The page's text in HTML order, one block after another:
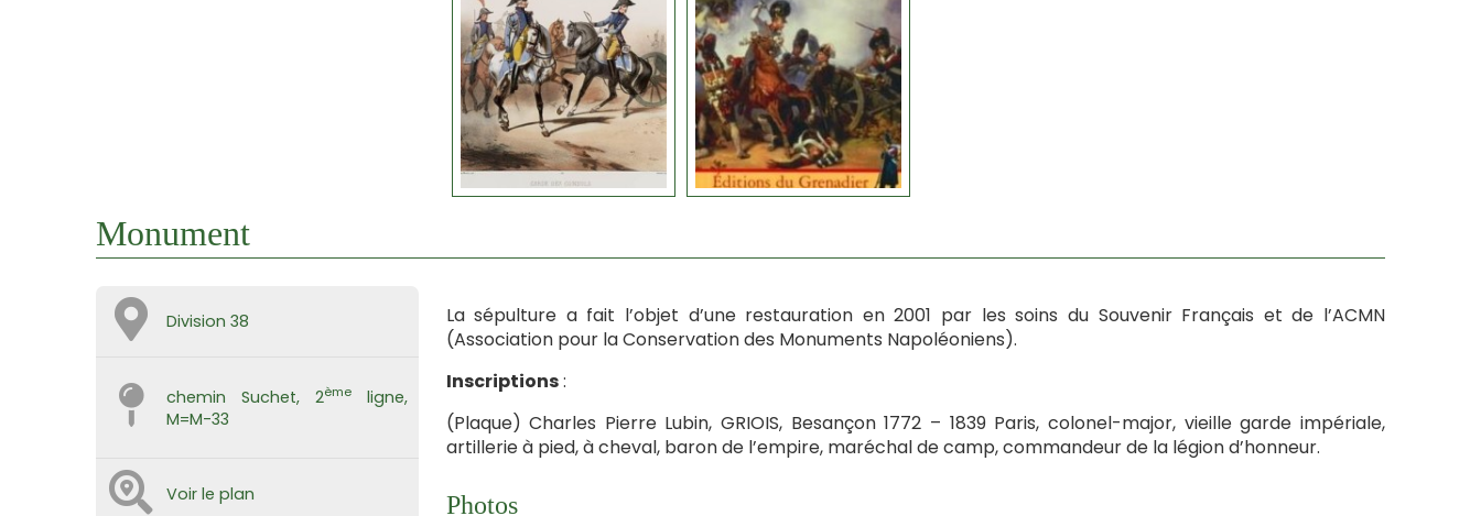
Monument
Division 38
chemin Suchet, 2èmeligne,
M=M-33
Voir le plan
La sépulture a fait l’objet d’une restauration en 2001 par les soins du Souvenir Français et de l’ACMN
(Association pour la Conservation des Monuments Napoléoniens).
Inscriptions:
(Plaque) Charles Pierre Lubin, GRIOIS, Besançon 1772 – 1839 Paris, colonel-major, vieille garde impériale,
artillerie à pied, à cheval, baron de l’empire, maréchal de camp, commandeur de la légion d’honneur.
Photos